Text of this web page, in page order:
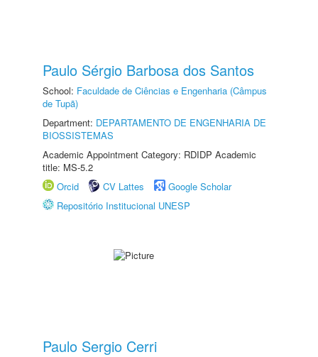
Paulo Sérgio Barbosa dos Santos
School: Faculdade de Ciências e Engenharia (Câmpus
de Tupã)
Department: DEPARTAMENTO DE ENGENHARIA DE
BIOSSISTEMAS
Academic Appointment Category: RDIDP Academic
title: MS-5.2
Orcid
CV Lattes
Google Scholar
Repositório Institucional UNESP
Paulo Sergio Cerri